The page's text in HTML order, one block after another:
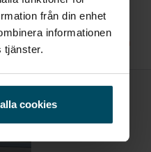
från din enhet
informationen
tjänster.
cookies
Företagsleasing
Exkl. moms